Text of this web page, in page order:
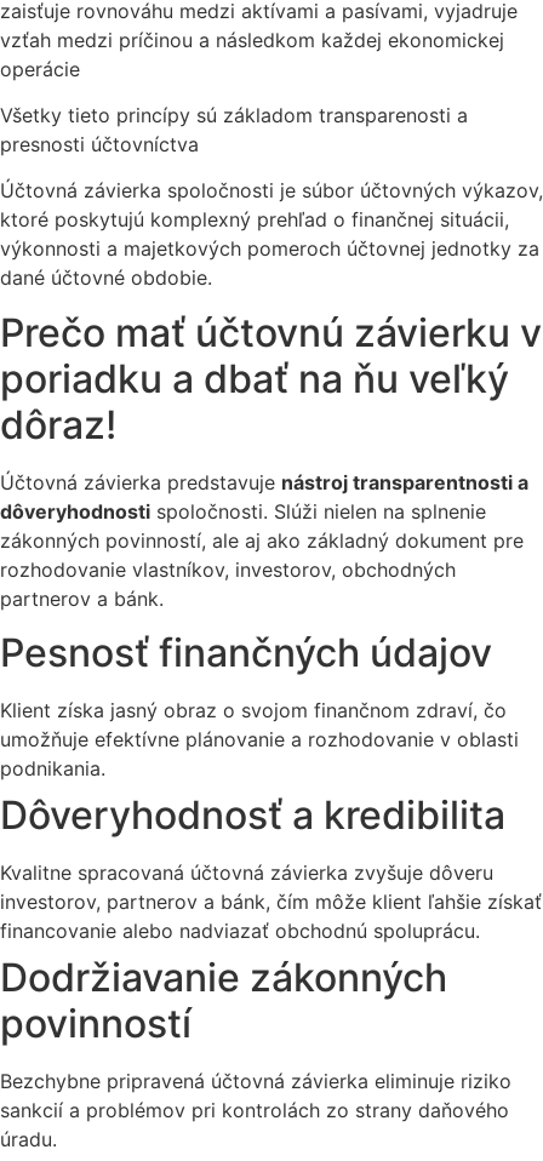
zaisťuje rovnováhu medzi aktívami a pasívami, vyjadruje
vzťah medzi príčinou a následkom každej ekonomickej
operácie
Všetky tieto princípy sú základom transparenosti a
presnosti účtovníctva
Účtovná závierka spoločnosti je súbor účtovných výkazov,
ktoré poskytujú komplexný prehľad o finančnej situácii,
výkonnosti a majetkových pomeroch účtovnej jednotky za
dané účtovné obdobie.
Prečo mať účtovnú závierku v
poriadku a dbať na ňu veľký
dôraz!
Účtovná závierka predstavuje nástroj transparentnosti a
dôveryhodnosti spoločnosti. Slúži nielen na splnenie
zákonných povinností, ale aj ako základný dokument pre
rozhodovanie vlastníkov, investorov, obchodných
partnerov a bánk.
Pesnosť finančných údajov
Klient získa jasný obraz o svojom finančnom zdraví, čo
umožňuje efektívne plánovanie a rozhodovanie v oblasti
podnikania.
Dôveryhodnosť a kredibilita
Kvalitne spracovaná účtovná závierka zvyšuje dôveru
investorov, partnerov a bánk, čím môže klient ľahšie získať
financovanie alebo nadviazať obchodnú spoluprácu.
Dodržiavanie zákonných
povinností
Bezchybne pripravená účtovná závierka eliminuje riziko
sankcií a problémov pri kontrolách zo strany daňového
úradu.